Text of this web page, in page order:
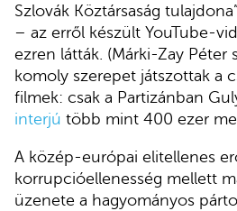
Szlovák Köztársaság
– az erről készült YouTube-
ezren látták. (Márki-Zay Péter
komoly szerepet játszottak a
filmek: csak a Partizánban
interjú több mint 400 ezer
A közép-európai elitellenes
korrupcióellenesség mellett
üzenete a hagyományos